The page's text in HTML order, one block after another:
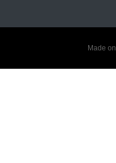
Made on